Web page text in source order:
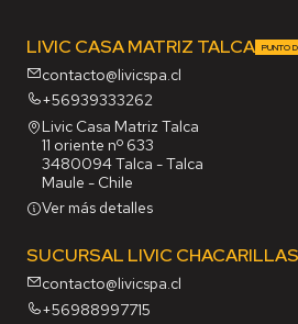
LIVIC CASA MATRIZ TALCA PUNTO
contacto@livicspa.cl
+56939333262
Livic Casa Matriz Talca
11 oriente nº 633
3480094 Talca - Talca
Maule - Chile
Ver más detalles
SUCURSAL LIVIC CHACARILLAS
contacto@livicspa.cl
+56988997715